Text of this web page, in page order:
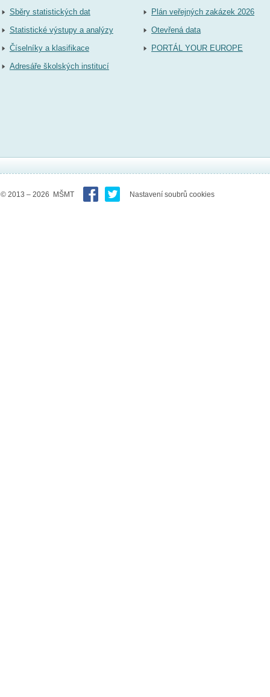
Sběry statistických dat
Statistické výstupy a analýzy
Číselníky a klasifikace
Adresáře školských institucí
Plán veřejných zakázek 2026
Otevřená data
PORTÁL YOUR EUROPE
© 2013 – 2026 MŠMT Nastavení soubrů cookies